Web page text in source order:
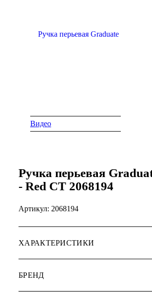
Видео
Ручка перьевая
- Red CT 2068194
Артикул: 2068194
ХАРАКТЕРИСТИКИ
БРЕНД